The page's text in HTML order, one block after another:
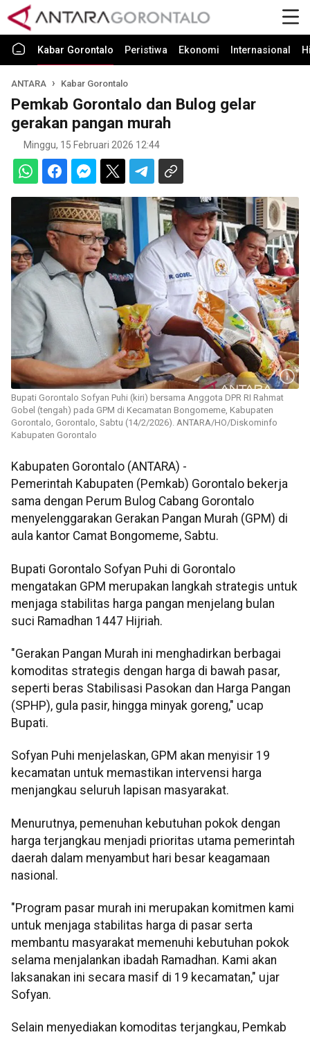
Kabar Gorontalo Peristiwa Ekonomi Internasional
ANTARA Kabar Gorontalo
Pemkab Gorontalo dan Bulog gelar
gerakan pangan murah
Minggu, 15 Februari 2026 12:44
Bupati Gorontalo Sofyan Puhi (kiri) bersama Anggota DPR RI Rahmat
Gobel (tengah) pada GPM di Kecamatan Bongomeme, Kabupaten
Gorontalo, Gorontalo, Sabtu (14/2/2026). ANTARA/HO/Diskominfo
Kabupaten Gorontalo
Kabupaten Gorontalo (ANTARA) -
Pemerintah Kabupaten (Pemkab) Gorontalo bekerja
sama dengan Perum Bulog Cabang Gorontalo
menyelenggarakan Gerakan Pangan Murah (GPM) di
aula kantor Camat Bongomeme, Sabtu.
Bupati Gorontalo Sofyan Puhi di Gorontalo
mengatakan GPM merupakan langkah strategis untuk
menjaga stabilitas harga pangan menjelang bulan
suci Ramadhan 1447 Hijriah.
"Gerakan Pangan Murah ini menghadirkan berbagai
komoditas strategis dengan harga di bawah pasar,
seperti beras Stabilisasi Pasokan dan Harga Pangan
(SPHP), gula pasir, hingga minyak goreng," ucap
Bupati.
Sofyan Puhi menjelaskan, GPM akan menyisir 19
kecamatan untuk memastikan intervensi harga
menjangkau seluruh lapisan masyarakat.
Menurutnya, pemenuhan kebutuhan pokok dengan
harga terjangkau menjadi prioritas utama pemerintah
daerah dalam menyambut hari besar keagamaan
nasional.
"Program pasar murah ini merupakan komitmen kami
untuk menjaga stabilitas harga di pasar serta
membantu masyarakat memenuhi kebutuhan pokok
selama menjalankan ibadah Ramadhan. Kami akan
laksanakan ini secara masif di 19 kecamatan," ujar
Sofyan.
Selain menyediakan komoditas terjangkau, Pemkab